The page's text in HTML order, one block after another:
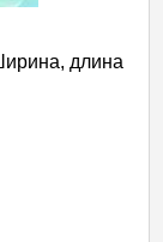
длина